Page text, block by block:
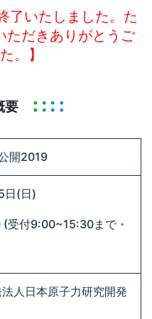
了いたしました。た
ただきありがとうご
。】
要
開2019
日(日)
受付9:00~15:30まで・
人日本原子力研究開発